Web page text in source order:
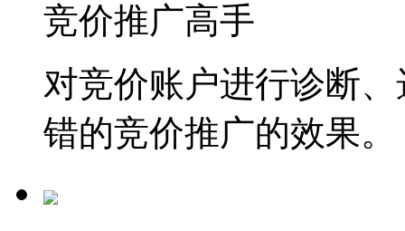
竞价推广高手
对竞价账户进行诊断
错的竞价推广的效果。